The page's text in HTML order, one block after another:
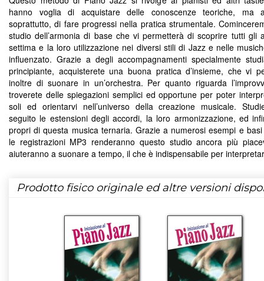
hanno voglia di acquistare delle conoscenze teoriche, ma
soprattutto, di fare progressi nella pratica strumentale.
studio dell’armonia di base che vi permetterà di scoprire tutti gli
settima e la loro utilizzazione nei diversi stili di Jazz e nelle
influenzato. Grazie a degli accompagnamenti specialmente
principiante, acquisterete una buona pratica d’insieme, che vi
inoltre di suonare in un’orchestra. Per quanto riguarda
troverete delle spiegazioni semplici ed opportune per poter
soli ed orientarvi nell’universo della creazione musicale.
seguito le estensioni degli accordi, la loro armonizzazione, ed
propri di questa musica ternaria. Grazie a numerosi esempi e
le registrazioni MP3 renderanno questo studio ancora più
aiuteranno a suonare a tempo, il che è indispensabile per
Prodotto fisico originale ed altre versioni